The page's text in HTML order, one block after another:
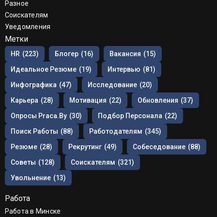
Разное
Соискателям
Уведомления
Метки
HR (223) Блогер (16) Вакансия (15)
Идеальное Резюме (19) Интервью (81)
Инфографика (47) Исследование (20)
Карьера (28) Мотивация (22) Обновления (37)
Опросы Praca.by (30) Подбор Персонала (22)
Поиск Работы (88) Работодателям (345)
Резюме (28) Рекрутинг (49) Собеседование (88)
Советы (128) Соискателям (321)
Увольнение (13)
Работа
Работа в Минске